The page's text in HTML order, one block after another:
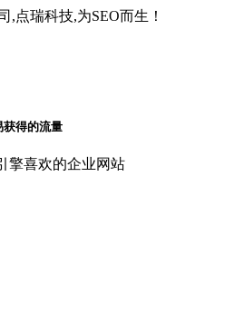
,点瑞科技,为SEO而生！
获得的流量
擎喜欢的企业网站